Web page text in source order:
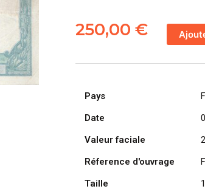
250,00 €
de
FRANCE
de
Pays
Date
Valeur faciale
Réference d'ouvrage
Taille